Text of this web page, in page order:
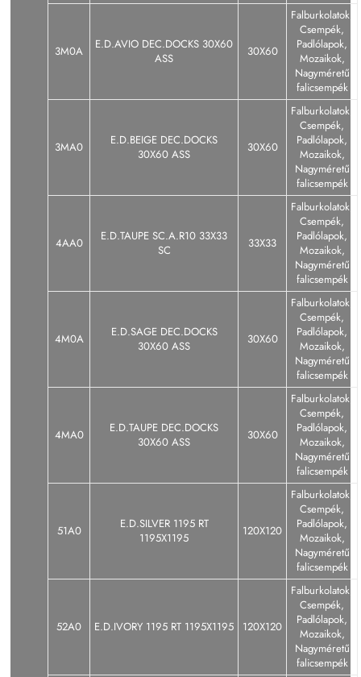
3M0A
E.D.AVIO DEC.DOCKS 30X60
ASS
30X60
Falburkolatok,
Csempék,
Padlólapok,
Mozaikok,
Nagyméretű
falicsempék
3MA0
E.D.BEIGE DEC.DOCKS
30X60 ASS
30X60
Falburkolatok,
Csempék,
Padlólapok,
Mozaikok,
Nagyméretű
falicsempék
4AA0
E.D.TAUPE SC.A.R10 33X33
SC
33X33
Falburkolatok,
Csempék,
Padlólapok,
Mozaikok,
Nagyméretű
falicsempék
4M0A
E.D.SAGE DEC.DOCKS
30X60 ASS
30X60
Falburkolatok,
Csempék,
Padlólapok,
Mozaikok,
Nagyméretű
falicsempék
4MA0
E.D.TAUPE DEC.DOCKS
30X60 ASS
30X60
Falburkolatok,
Csempék,
Padlólapok,
Mozaikok,
Nagyméretű
falicsempék
51A0
E.D.SILVER 1195 RT
1195X1195
120X120
Falburkolatok,
Csempék,
Padlólapok,
Mozaikok,
Nagyméretű
falicsempék
52A0 E.D.IVORY 1195 RT 1195X1195 120X120
Falburkolatok,
Csempék,
Padlólapok,
Mozaikok,
Nagyméretű
falicsempék